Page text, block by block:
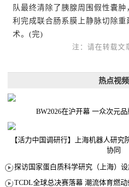
队最终清除了胰腺周围假性囊
利完成联合肠系膜上静脉切除
术。(完)
注：请在转载
热点视频
BW2026在沪开幕 一众次元
【活力中国调研行】上海机器人研
协同
TCDL全球总决赛落幕 潮流体育燃动